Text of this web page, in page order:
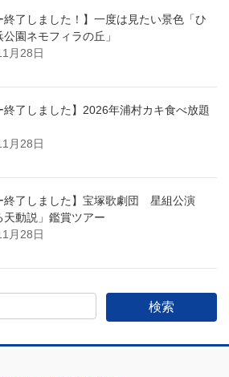
終了しました！】一度は見たい景色「ひ
園ネモフィラの丘」
月28日
終了しました】2026年浦村カキ食べ放題
月28日
終了しました】宝塚歌劇団 星組公演
天動説」鑑賞ツアー
月28日